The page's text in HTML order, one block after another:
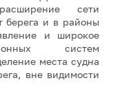
сети
берега и в районы
и широкое
систем
места судна
вне видимости